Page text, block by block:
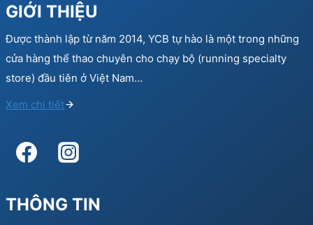
GIỚI THIỆU
Được thành lập từ năm 2014, YCB tự hào là một trong những
cửa hàng thể thao chuyên cho chạy bộ (running specialty
store) đầu tiên ở Việt Nam…
Xem chi tiết
THÔNG TIN